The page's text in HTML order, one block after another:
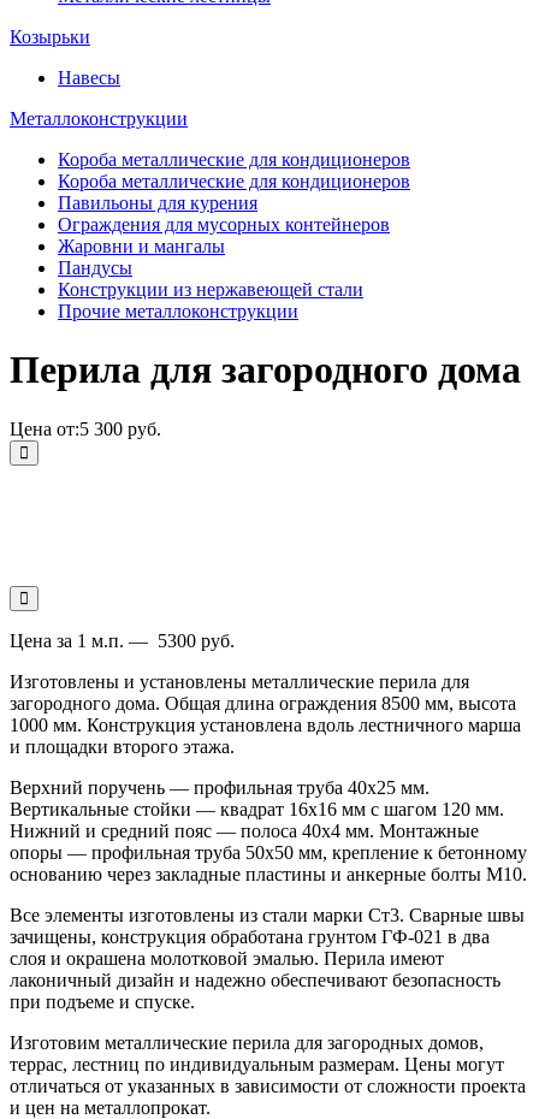
Козырьки
Навесы
Металлоконструкции
Короба металлические для кондиционеров
Короба металлические для кондиционеров
Павильоны для курения
Ограждения для мусорных контейнеров
Жаровни и мангалы
Пандусы
Конструкции из нержавеющей стали
Прочие металлоконструкции
Перила для загородного дома
Цена от:5 300 руб.
Цена за 1 м.п. — 5300 руб.
Изготовлены и установлены металлические перила для
загородного дома. Общая длина ограждения 8500 мм, высота
1000 мм. Конструкция установлена вдоль лестничного марша
и площадки второго этажа.
Верхний поручень — профильная труба 40х25 мм.
Вертикальные стойки — квадрат 16х16 мм с шагом 120 мм.
Нижний и средний пояс — полоса 40х4 мм. Монтажные
опоры — профильная труба 50х50 мм, крепление к бетонному
основанию через закладные пластины и анкерные болты М10.
Все элементы изготовлены из стали марки Ст3. Сварные швы
зачищены, конструкция обработана грунтом ГФ-021 в два
слоя и окрашена молотковой эмалью. Перила имеют
лаконичный дизайн и надежно обеспечивают безопасность
при подъеме и спуске.
Изготовим металлические перила для загородных домов,
террас, лестниц по индивидуальным размерам. Цены могут
отличаться от указанных в зависимости от сложности проекта
и цен на металлопрокат.